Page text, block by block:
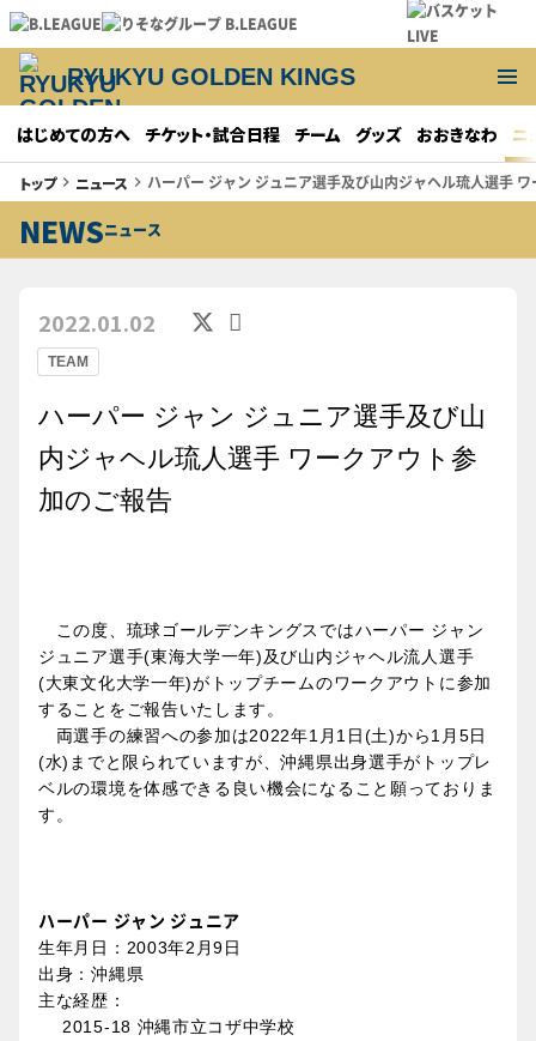
RYUKYU GOLDEN KINGS
はじめての方へ チケット・試合日程 チーム グッズ おおきなわ ニ
トップkeyboard_arrow_right ニュース keyboard_arrow_right ハーパー ジャン ジュニア選手及び山内ジャヘル琉人選手
NEWSニュース
TEAM
2022.01.02
ハーパー ジャン ジュニア選手及び山
内ジャヘル琉人選手 ワークアウト参
加のご報告
この度、琉球ゴールデンキングスではハーパー ジャン
ジュニア選手(東海大学一年)及び山内ジャヘル流人選手
(大東文化大学一年)がトップチームのワークアウトに参加
することをご報告いたします。
両選手の練習への参加は2022年1月1日(土)から1月5日
(水)までと限られていますが、沖縄県出身選手がトップレ
ベルの環境を体感できる良い機会になること願っておりま
す。
ハーパー ジャン ジュニア
生年月日：2003年2月9日
出身：沖縄県
主な経歴：
2015-18 沖縄市立コザ中学校